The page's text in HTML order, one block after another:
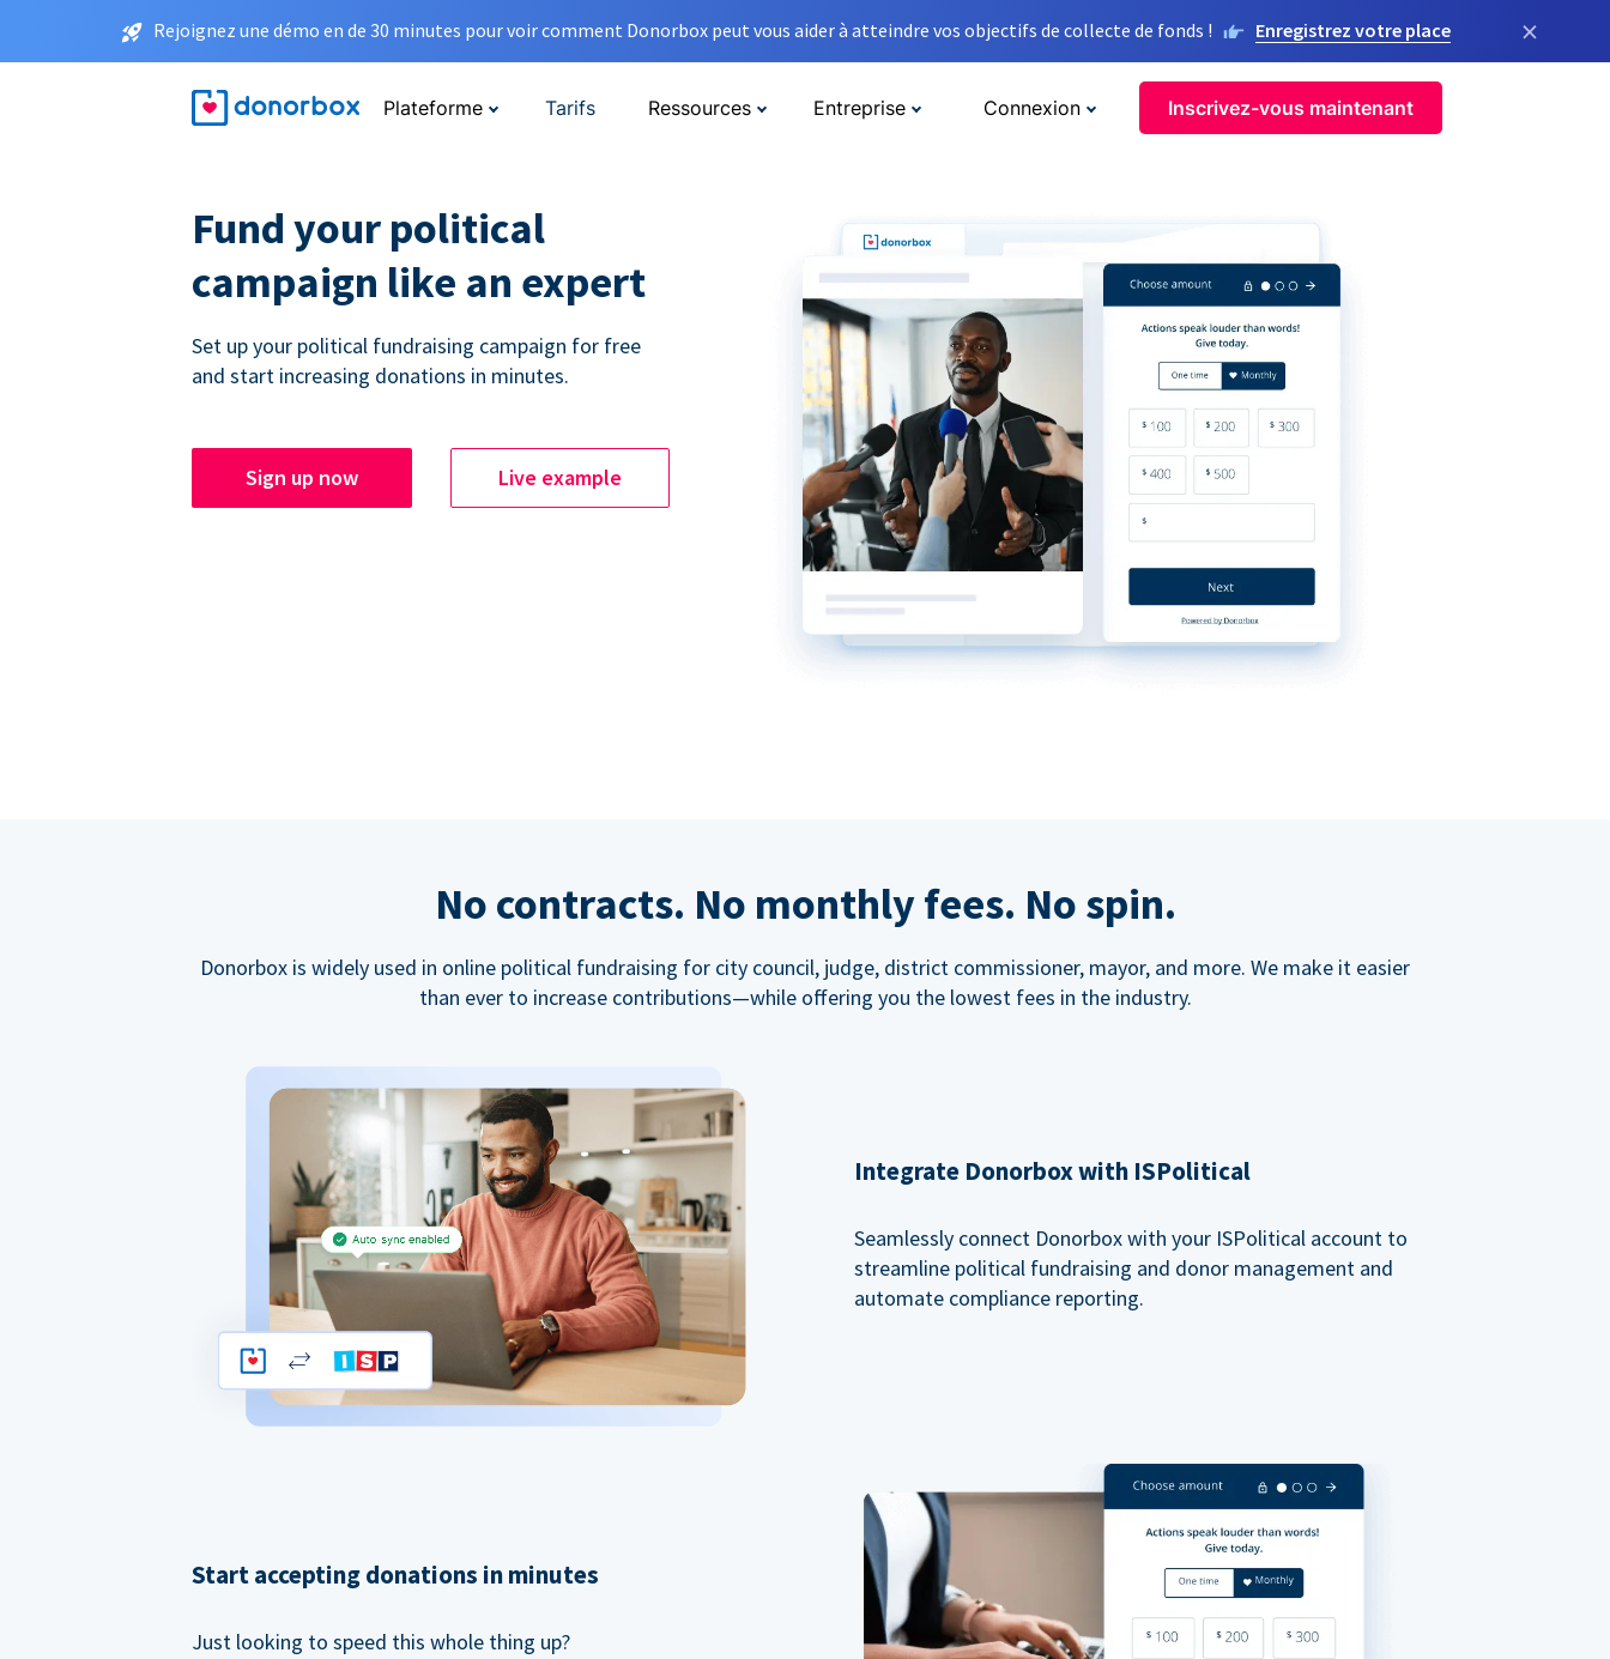
Rejoignez une démo en de 30 minutes pour voir comment Donorbox peut vous aider à atteindre vos objectifs de collecte de fonds ! Enregistrez votre place ×
Plateforme Tarifs Ressources Entreprise Connexion Inscrivez-vous maintenant
Fund your political
campaign like an expert
Set up your political fundraising campaign for free
and start increasing donations in minutes.
Sign up now Live example
No contracts. No monthly fees. No spin.
Donorbox is widely used in online political fundraising for city council, judge, district commissioner, mayor, and more. We make it easier
than ever to increase contributions—while offering you the lowest fees in the industry.
Integrate Donorbox with ISPolitical
Seamlessly connect Donorbox with your ISPolitical account to
streamline political fundraising and donor management and
automate compliance reporting.
Start accepting donations in minutes
Just looking to speed this whole thing up?